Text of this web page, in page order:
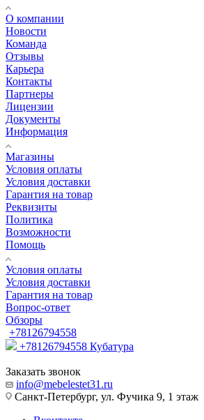
О компании
Новости
Команда
Отзывы
Карьера
Контакты
Партнеры
Лицензии
Документы
Информация
Магазины
Условия оплаты
Условия доставки
Гарантия на товар
Реквизиты
Политика
Возможности
Помощь
Условия оплаты
Условия доставки
Гарантия на товар
Вопрос-ответ
Обзоры
+78126794558
+78126794558 Кубатура
Заказать звонок
info@mebelestet31.ru
Санкт-Петербург, ул. Фучика 9, 1 этаж